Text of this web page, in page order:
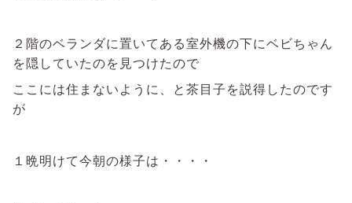
２階のベランダに置いてある室外機の下にベビちゃん
を隠していたのを見つけたので
ここには住まないように、と茶目子を説得したのです
が
１晩明けて今朝の様子は・・・・